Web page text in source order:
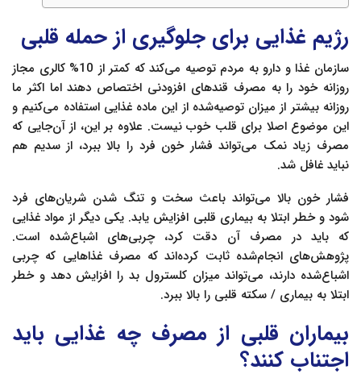
رژیم غذایی برای جلوگیری از حمله قلبی
سازمان غذا و دارو به مردم توصیه می‌کند که کمتر از 10% کالری مجاز
روزانه خود را به مصرف قندهای افزودنی اختصاص دهند اما اکثر ما
روزانه بیشتر از میزان توصیه‌شده از این ماده غذایی استفاده می‌کنیم و
این موضوع اصلا برای قلب خوب نیست. علاوه بر این، از آن‌جایی که
مصرف زیاد نمک می‌تواند فشار خون فرد را بالا ببرد، از سدیم هم
نباید غافل شد.
فشار خون بالا می‌تواند باعث سخت و تنگ شدن شریان‌های فرد
شود و خطر ابتلا به بیماری قلبی افزایش یابد. یکی دیگر از مواد غذایی
که باید در مصرف آن دقت کرد، چربی‌های اشباع‌شده است.
پژوهش‌های انجام‌شده ثابت کرده‌اند که مصرف غذاهایی که چربی
اشباع‌شده دارند، می‌تواند میزان کلسترول بد را افزایش دهد و خطر
ابتلا به بیماری / سکته قلبی را بالا ببرد.
بیماران قلبی از مصرف چه غذایی باید
اجتناب کنند؟